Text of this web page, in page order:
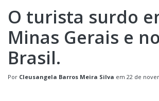
O turista surdo
Minas Gerais e no
Brasil.
Por Cleusangela Barros Meira Silva em 22 de